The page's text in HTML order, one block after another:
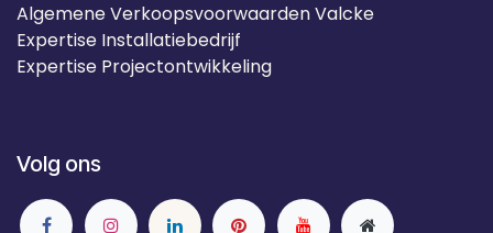
Algemene Verkoopsvoorwaarden Valcke
Expertise Installatiebedrijf
Expertise Projectontwikkeling
Volg ons